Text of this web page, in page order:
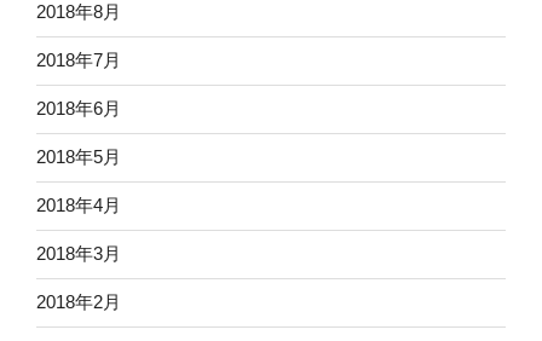
2018年8月
2018年7月
2018年6月
2018年5月
2018年4月
2018年3月
2018年2月